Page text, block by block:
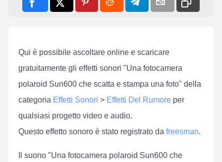
Qui è possibile ascoltare online e scaricare
gratuitamente gli effetti sonori "Una fotocamera
polaroid Sun600 che scatta e stampa una foto" della
categoria Effetti Sonori > Effetti Del Rumore per
qualsiasi progetto video e audio.
Questo effetto sonoro è stato registrato da freesman.
Il suono "Una fotocamera polaroid Sun600 che